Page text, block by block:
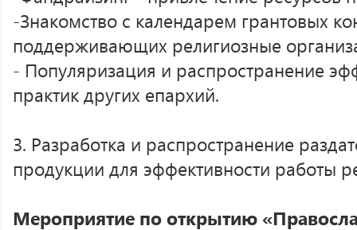
-Знакомство с календарем грантовых
поддерживающих религиозные
- Популяризация и распространение
практик других епархий.
3. Разработка и распространение
продукции для эффективности работы
Мероприятие по открытию